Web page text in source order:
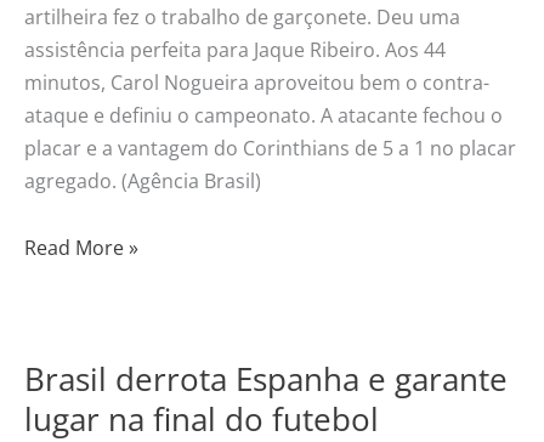
artilheira fez o trabalho de garçonete. Deu uma
assistência perfeita para Jaque Ribeiro. Aos 44
minutos, Carol Nogueira aproveitou bem o contra-
ataque e definiu o campeonato. A atacante fechou o
placar e a vantagem do Corinthians de 5 a 1 no placar
agregado. (Agência Brasil)
Read More »
Brasil derrota Espanha e garante
lugar na final do futebol
Brasil
derrota